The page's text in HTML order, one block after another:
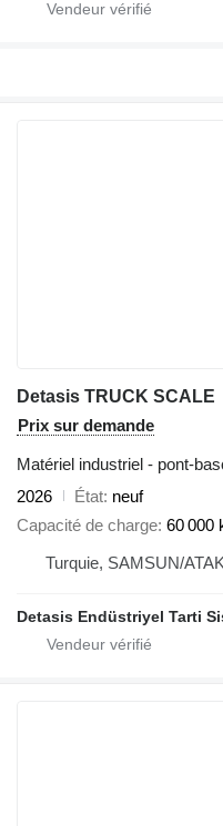
Detasis TRUCK SCALE
Prix sur demande
Matériel industriel - pont-
2026
État neuf
Capacité de charge 60 000
Turquie, SAMSUN/
Detasis Endüstriyel Tarti